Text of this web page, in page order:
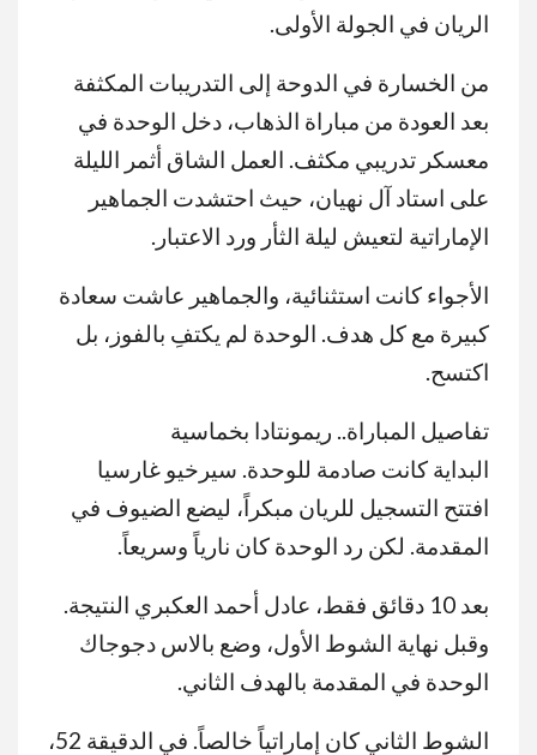
الريان في الجولة الأولى.
من الخسارة في الدوحة إلى التدريبات المكثفة
بعد العودة من مباراة الذهاب، دخل الوحدة في
معسكر تدريبي مكثف. العمل الشاق أثمر الليلة
على استاد آل نهيان، حيث احتشدت الجماهير
الإماراتية لتعيش ليلة الثأر ورد الاعتبار.
الأجواء كانت استثنائية، والجماهير عاشت سعادة
كبيرة مع كل هدف. الوحدة لم يكتفِ بالفوز، بل
اكتسح.
تفاصيل المباراة.. ريمونتادا بخماسية
البداية كانت صادمة للوحدة. سيرخيو غارسيا
افتتح التسجيل للريان مبكراً، ليضع الضيوف في
المقدمة. لكن رد الوحدة كان نارياً وسريعاً.
بعد 10 دقائق فقط، عادل أحمد العكبري النتيجة.
وقبل نهاية الشوط الأول، وضع بالاس دجوجاك
الوحدة في المقدمة بالهدف الثاني.
الشوط الثاني كان إماراتياً خالصاً. في الدقيقة 52،